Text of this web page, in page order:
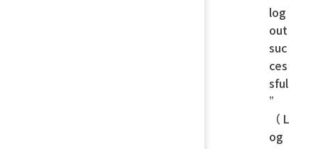
log
out
suc
ces
sful
”
（L
og